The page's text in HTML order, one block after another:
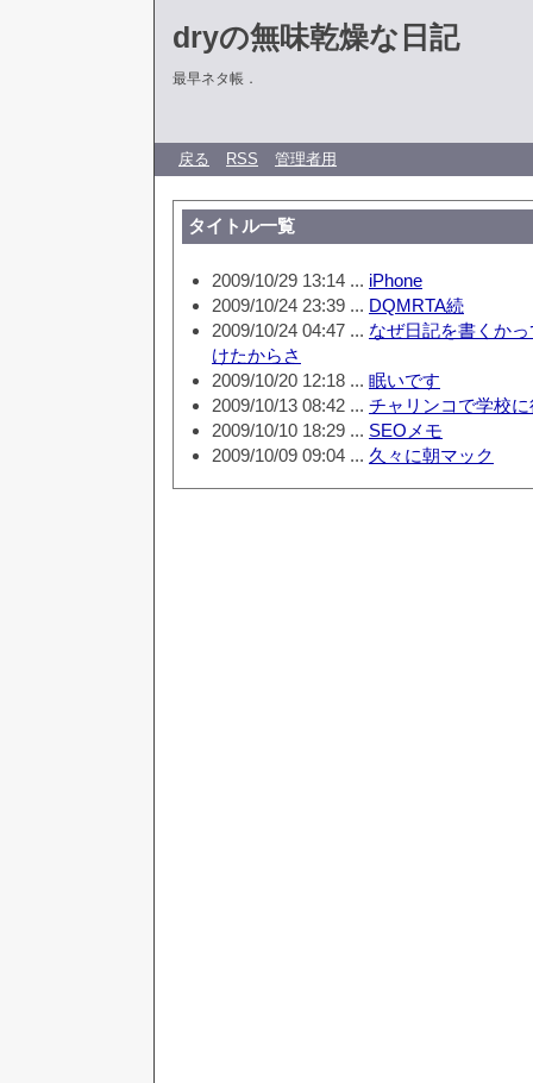
dryの無味乾燥な日記
最早ネタ帳．
戻る RSS 管理者用
タイトル一覧
2009/10/29 13:14 ... iPhone
2009/10/24 23:39 ... DQMRTA続
2009/10/24 04:47 ... なぜ日記を書くか
けたからさ
2009/10/20 12:18 ... 眠いです
2009/10/13 08:42 ... チャリンコで学校
2009/10/10 18:29 ... SEOメモ
2009/10/09 09:04 ... 久々に朝マック